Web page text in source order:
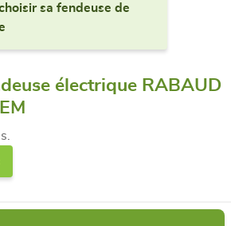
sa fendeuse de
électrique RABAUD